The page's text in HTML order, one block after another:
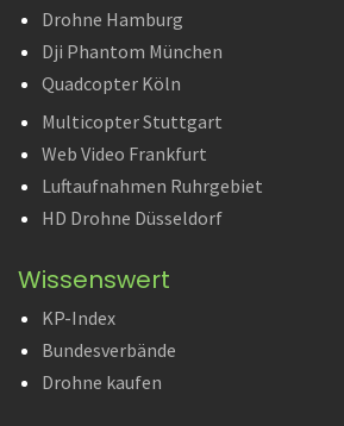
Drohne Hamburg
Dji Phantom München
Quadcopter Köln
Multicopter Stuttgart
Web Video Frankfurt
Luftaufnahmen Ruhrgebiet
HD Drohne Düsseldorf
Wissenswert
KP-Index
Bundesverbände
Drohne kaufen